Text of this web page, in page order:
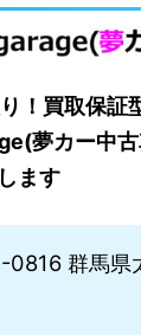
！買取保証
夢カー中
ます
群馬県